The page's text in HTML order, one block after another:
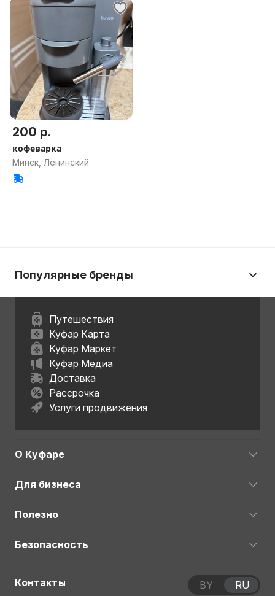
200 р.
кофеварка
Минск, Ленинский
Популярные бренды
Путешествия
Куфар Карта
Куфар Маркет
Куфар Медиа
Доставка
Рассрочка
Услуги продвижения
О Куфаре
Для бизнеса
Полезно
Безопасность
Контакты BY RU